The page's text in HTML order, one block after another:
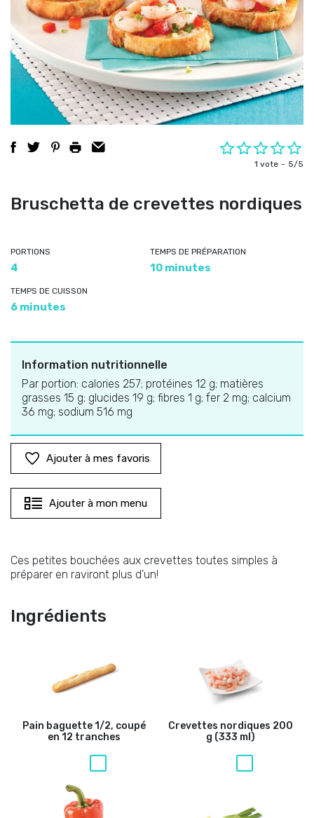
1 vote 5/5
Bruschetta de crevettes nordiques
PORTIONS
4
TEMPS DE PRÉPARATION
10 minutes
TEMPS DE CUISSON
6 minutes
Information nutritionnelle
Par portion: calories 257; protéines 12 g; matières
grasses 15 g; glucides 19 g; fibres 1 g; fer 2 mg; calcium
36 mg; sodium 516 mg
Ajouter à mes favoris
Ajouter à mon menu
Ces petites bouchées aux crevettes toutes simples à
préparer en raviront plus d'un!
Ingrédients
Pain baguette1/2, coupé
en 12 tranches
Crevettes nordiques 200
g (333 ml)